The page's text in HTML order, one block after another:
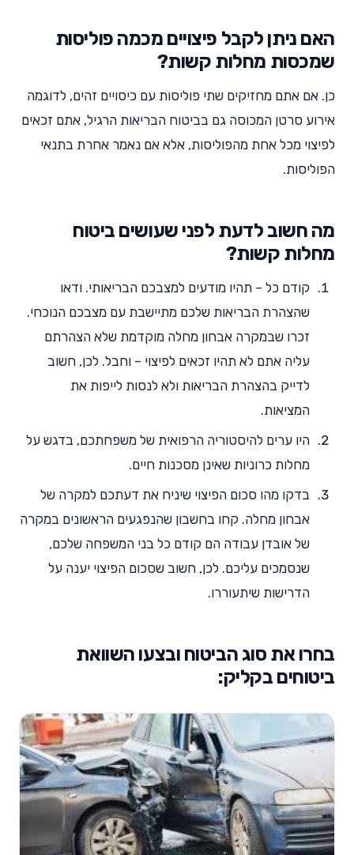
האם ניתן לקבל פיצויים מכמה פוליסות
שמכסות מחלות קשות?
כן. אם אתם מחזיקים שתי פוליסות עם כיסויים זהים, לדוגמה
אירוע סרטן המכוסה גם בביטוח הבריאות הרגיל, אתם זכאים
לפיצוי מכל אחת מהפוליסות, אלא אם נאמר אחרת בתנאי
הפוליסות.
מה חשוב לדעת לפני שעושים ביטוח
מחלות קשות?
קודם כל – תהיו מודעים למצבכם הבריאותי. ודאו
שהצהרת הבריאות שלכם מתיישבת עם מצבכם הנוכחי.
זכרו שבמקרה אבחון מחלה מוקדמת שלא הצהרתם
עליה אתם לא תהיו זכאים לפיצוי – וחבל. לכן, חשוב
לדייק בהצהרת הבריאות ולא לנסות לייפות את
המציאות.
היו ערים להיסטוריה הרפואית של משפחתכם, בדגש על
מחלות כרוניות שאינן מסכנות חיים.
בדקו מהו סכום הפיצוי שיניח את דעתכם למקרה של
אבחון מחלה. קחו בחשבון שהנפגעים הראשונים במקרה
של אובדן עבודה הם קודם כל בני המשפחה שלכם,
שנסמכים עליכם. לכן, חשוב שסכום הפיצוי יענה על
הדרישות שיתעוררו.
בחרו את סוג הביטוח ובצעו השוואת
ביטוחים בקליק: